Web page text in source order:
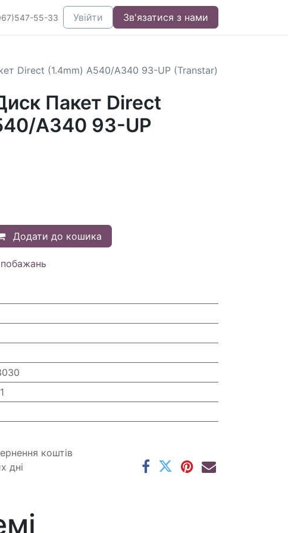
55-33 Увійти Зв'язатися з нами
Direct (1.4mm) A540/A340 93-UP (Transtar)
Пакет Direct
A340 93-UP
Додати до кошика
1
коштів
дні